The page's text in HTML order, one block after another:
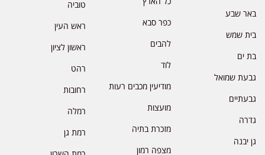
באר שבע
בית שמש
בת ים
גבעת שמואל
גבעתיים
גדרה
גן יבנה
כפר סבא
להבים
לוד
מודיעין מכבים רעות
מועצות
מזכרת בתיה
מצפה רמון
טוביה
ראש העין
ראשון לציון
רהט
רחובות
רמלה
רמת גן